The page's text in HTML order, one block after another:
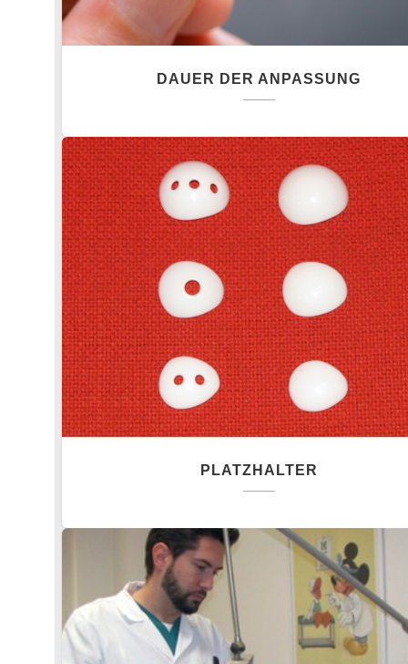
DAUER DER ANPASSUNG
PLATZHALTER